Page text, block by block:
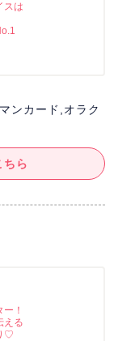
スは
ンカード,オラク
ちら
！
える
♡